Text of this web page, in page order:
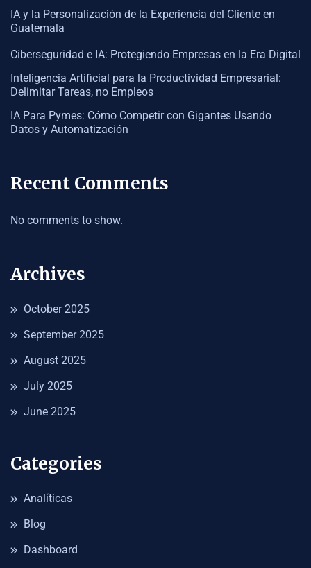
IA y la Personalización de la Experiencia del Cliente en
Guatemala
Ciberseguridad e IA: Protegiendo Empresas en la Era Digital
Inteligencia Artificial para la Productividad Empresarial:
Delimitar Tareas, no Empleos
IA Para Pymes: Cómo Competir con Gigantes Usando
Datos y Automatización
Recent Comments
No comments to show.
Archives
October 2025
September 2025
August 2025
July 2025
June 2025
Categories
Analíticas
Blog
Dashboard